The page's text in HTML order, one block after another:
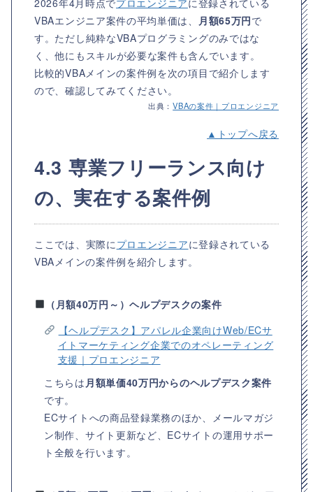
VBAエンジニア案件の平均単価は、
月額65万円で
す。ただし純粋なVBAプログラミングのみではな
く、他にもスキルが必要な案件も含んでいます。
比較的VBAメインの案件例を次の項目で紹介します
ので、確認してみてください。
出典：VBAの案件｜プロエンジニア
▲トップへ戻る
4.3 専業フリーランス向け
の、実在する案件例
ここでは、実際に プロエンジニアに登録されている
VBAメインの案件例を紹介します。
（月額40万円～）ヘルプデスクの案件
【ヘルプデスク】アパレル企業向けWeb/ECサ
イトマーケティング企業でのオペレーティング
支援｜プロエンジニア
こちらは 月額単価40万円からのヘルプデスク案件
です。
ECサイトへの商品登録業務のほか、メールマガジ
ン制作、サイト更新など、ECサイトの運用サポー
ト全般を行います。